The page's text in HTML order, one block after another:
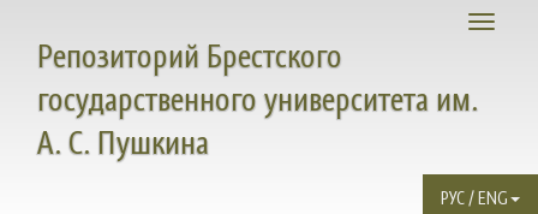
Toggle
Репозиторий Брестского
государственного университета им.
А. С. Пушкина
РУС / ENG